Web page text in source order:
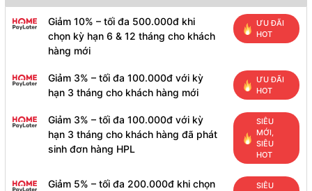
Giảm 10% – tối đa 500.000đ khi
chọn kỳ hạn 6 & 12 tháng cho khách
hàng mới
ƯU ĐÃI
HOT
Giảm 3% – tối đa 100.000đ với kỳ
hạn 3 tháng cho khách hàng mới
ƯU ĐÃI
HOT
Giảm 3% – tối đa 100.000đ với kỳ
hạn 3 tháng cho khách hàng đã phát
sinh đơn hàng HPL
SIÊU
MỚI,
SIÊU
HOT
Giảm 5% – tối đa 200.000đ khi chọn
SIÊU